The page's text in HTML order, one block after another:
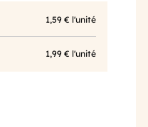
1,59 € l'unité
1,99 € l'unité